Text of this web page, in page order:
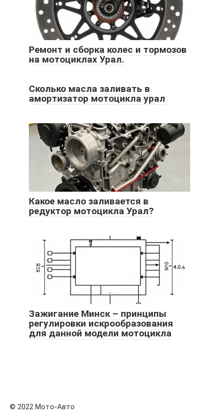
Ремонт и сборка колес и тормозов
на мотоциклах Урал.
Сколько масла заливать в
амортизатор мотоцикла урал
Какое масло заливается в
редуктор мотоцикла Урал?
Зажигание Минск – принципы
регулировки искрообразования
для данной модели мотоцикла
© 2022 Мото-Авто